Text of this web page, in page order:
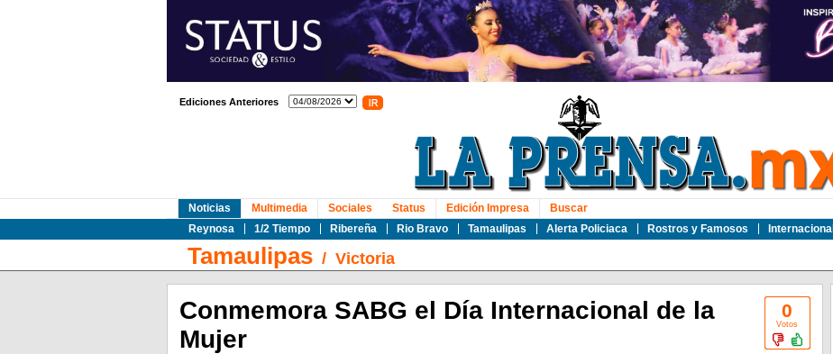
Ediciones Anteriores
Noticias
Reynosa
1/2 Tiempo Ribereña Rio Bravo Tamaulipas Alerta Policiaca Rostros y Famosos Internacional
Multimedia Sociales Status Edición Impresa Buscar
Tamaulipas/ Victoria
0
Votos
Conmemora SABG el Día Internacional de la
Mujer